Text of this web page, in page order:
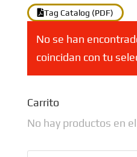
Tag Catalog (PDF)
No se han
coincidan con tu
Carrito
No hay productos en